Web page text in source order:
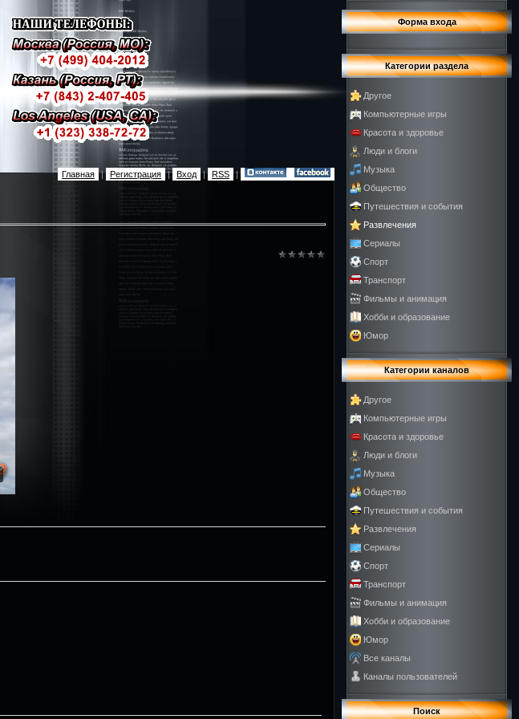
Главная | Регистрация | Вход | RSS |
Форма входа
Категории раздела
Другое
Компьютерные игры
Красота и здоровье
Люди и блоги
Музыка
Общество
Путешествия и события
Развлечения
Сериалы
Спорт
Транспорт
Фильмы и анимация
Хобби и образование
Юмор
Категории каналов
Другое
Компьютерные игры
Красота и здоровье
Люди и блоги
Музыка
Общество
Путешествия и события
Развлечения
Сериалы
Спорт
Транспорт
Фильмы и анимация
Хобби и образование
Юмор
Все каналы
Каналы пользователей
Поиск